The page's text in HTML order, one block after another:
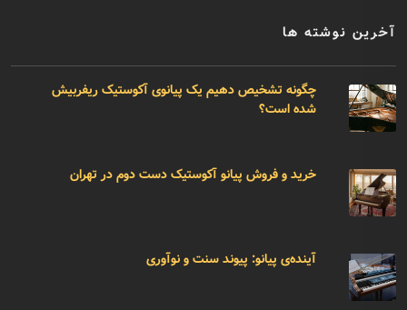
آخرین نوشته ها
چگونه تشخیص دهیم یک پیانوی آکوستیک ریفربیش
شده است؟
خرید و فروش پیانو آکوستیک دست دوم در تهران
آینده‌ی پیانو: پیوند سنت و نوآوری